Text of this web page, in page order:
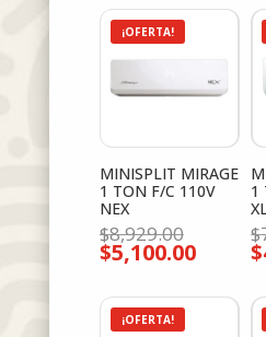
es:
¡OFERTA!
MINISPLIT MIRAGE
1 TON F/C 110V
NEX
$8,929.00El
precio
original
$5,100.00El
es:
1
$
$
¡OFERTA!